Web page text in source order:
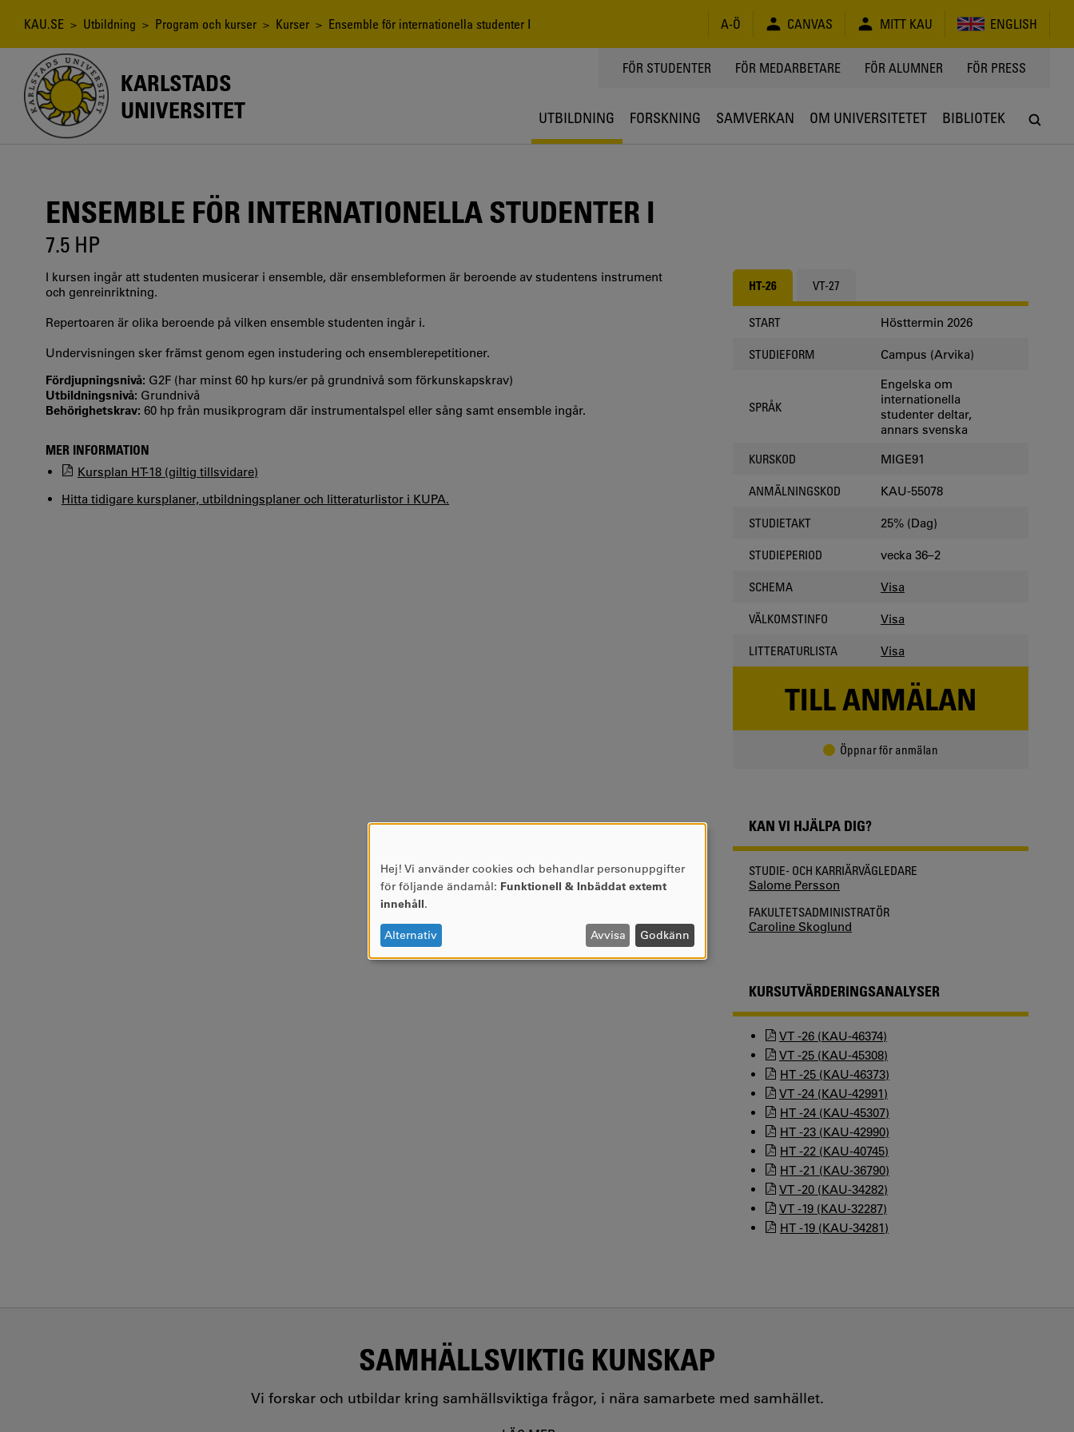
Länkstig
KAU.SE > Utbildning > Program och kurser > Kurser > Ensemble för internationella studenter I A-Ö CANVAS MITT KAU ENGLISH
KARLSTADS
UNIVERSITET
TOPPMENY
FÖR STUDENTER FÖR MEDARBETARE FÖR ALUMNER FÖR PRESS
UTBILDNING FORSKNING SAMVERKAN OM UNIVERSITETET BIBLIOTEK
ENSEMBLE FÖR INTERNATIONELLA STUDENTER I
7.5 HP
I kursen ingår att studenten musicerar i ensemble, där ensembleformen är beroende av studentens instrument
och genreinriktning.
Repertoaren är olika beroende på vilken ensemble studenten ingår i.
Undervisningen sker främst genom egen instudering och ensemblerepetitioner.
Fördjupningsnivå: G2F (har minst 60 hp kurs/er på grundnivå som förkunskapskrav)
Utbildningsnivå: Grundnivå
Behörighetskrav: 60 hp från musikprogram där instrumentalspel eller sång samt ensemble ingår.
MER INFORMATION
Kursplan HT-18 (giltig tillsvidare)
Hitta tidigare kursplaner, utbildningsplaner och litteraturlistor i KUPA.
HT-26 VT-27
START Hösttermin 2026
STUDIEFORM Campus (Arvika)
SPRÅK
Engelska om
internationella
studenter deltar,
annars svenska
KURSKOD MIGE91
ANMÄLNINGSKOD KAU-55078
STUDIETAKT 25% (Dag)
STUDIEPERIOD vecka 36–2
SCHEMA Visa
VÄLKOMSTINFO Visa
LITTERATURLISTA Visa
TILL ANMÄLAN
Öppnar för anmälan
KAN VI HJÄLPA DIG?
STUDIE- OCH KARRIÄRVÄGLEDARE
Salome Persson
FAKULTETSADMINISTRATÖR
Caroline Skoglund
KURSUTVÄRDERINGSANALYSER
VT -26 (KAU-46374)
VT -25 (KAU-45308)
HT -25 (KAU-46373)
VT -24 (KAU-42991)
HT -24 (KAU-45307)
HT -23 (KAU-42990)
HT -22 (KAU-40745)
HT -21 (KAU-36790)
VT -20 (KAU-34282)
VT -19 (KAU-32287)
HT -19 (KAU-34281)
SAMHÄLLSVIKTIG KUNSKAP
Vi forskar och utbildar kring samhällsviktiga frågor, i nära samarbete med samhället.
ANVÄNDNING
AV
OCH
COOKIES
Hej! Vi använder cookies och behandlar personuppgifter
för följande ändamål: Funktionell & Inbäddat externt
innehåll.
Alternativ Avvisa Godkänn